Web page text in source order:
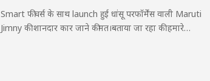
Smart फीचर्स के साथ launch हुई धांसू परफॉर्मेंस वाली Maruti
Jimny की शानदार कार जाने कीमत।बताया जा रहा की हमारे…